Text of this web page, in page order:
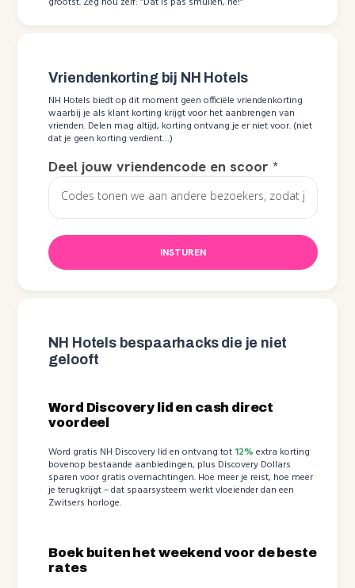
Vriendenkorting bij NH Hotels
NH Hotels biedt op dit moment geen officiële vriendenkorting
waarbij je als klant korting krijgt voor het aanbrengen van
vrienden. Delen mag altijd, korting ontvang je er niet voor. (niet
dat je geen korting verdient…)
Deel jouw vriendencode en scoor*
INSTUREN
NH Hotels bespaarhacks die je niet
gelooft
Word Discovery lid en cash direct
voordeel
Word gratis NH Discovery lid en ontvang tot 12% extra korting
bovenop bestaande aanbiedingen, plus Discovery Dollars
sparen voor gratis overnachtingen. Hoe meer je reist, hoe meer
je terugkrijgt – dat spaarsysteem werkt vloeiender dan een
Zwitsers horloge.
Boek buiten het weekend voor de beste
rates